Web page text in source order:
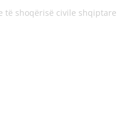
të shoqërisë civile shqiptare